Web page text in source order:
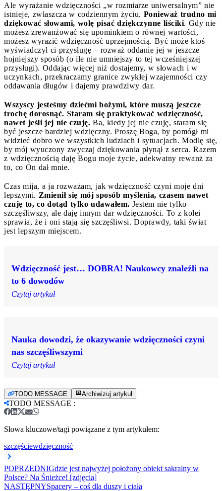
Ale wyrażanie wdzięczności „w rozmiarze uniwersalnym” nie
istnieje, zwłaszcza w codziennym życiu. Ponieważ trudno mi
dziękować słowami, wolę pisać dziękczynne liściki. Gdy nie
możesz zrewanżować się upominkiem o równej wartości,
możesz wyrazić wdzięczność uprzejmością. Być może ktoś
wyświadczył ci przysługę – rozważ oddanie jej w jeszcze
hojniejszy sposób (o ile nie umniejszy to tej wcześniejszej
przysługi). Oddając więcej niż dostajemy, w słowach i w
uczynkach, przekraczamy granice zwykłej wzajemności czy
oddawania długów i dajemy prawdziwy dar.
Wszyscy jesteśmy dziećmi bożymi, które muszą jeszcze
trochę dorosnąć. Staram się praktykować wdzięczność,
nawet jeśli jej nie czuję. Ba, kiedy jej nie czuję, staram się
być jeszcze bardziej wdzięczny. Proszę Boga, by pomógł mi
widzieć dobro we wszystkich ludziach i sytuacjach. Modlę się,
by mój wyuczony zwyczaj dziękowania płynął z serca. Razem
z wdzięcznością daję Bogu moje życie, adekwatny rewanż za
to, co On dał mnie.
Czas mija, a ja rozważam, jak wdzięczność czyni moje dni
lepszymi. Zmienił się mój sposób myślenia, czasem nawet
czuję to, co dotąd tylko udawałem. Jestem nie tylko
szczęśliwszy, ale daję innym dar wdzięczności. To z kolei
sprawia, że i oni stają się szczęśliwsi. Doprawdy, taki świat
jest lepszym miejscem.
Wdzięczność jest… DOBRA! Naukowcy znaleźli na
to 6 dowodów
Czytaj artykuł
Nauka dowodzi, że okazywanie wdzięczności czyni
nas szczęśliwszymi
Czytaj artykuł
TODO MESSAGE Archiwizuj artykuł
TODO MESSAGE :
Słowa kluczowe/tagi powiązane z tym artykułem:
szczęściewdzięczność
POPRZEDNIGdzie jest najwyżej położony obiekt sakralny w
Polsce? Na Śnieżce! [zdjęcia]
NASTĘPNYSpacery – coś dla duszy i ciała